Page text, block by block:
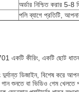
অর্ডার নিশ্চিত করার 5-8
পলি ব্যাগে প্রতিটি,
একটি কীরিং, একটি ছোট
ডিজাইন, বিশেষ করে
শুনতে বা ভিডিও গেম খেলতে